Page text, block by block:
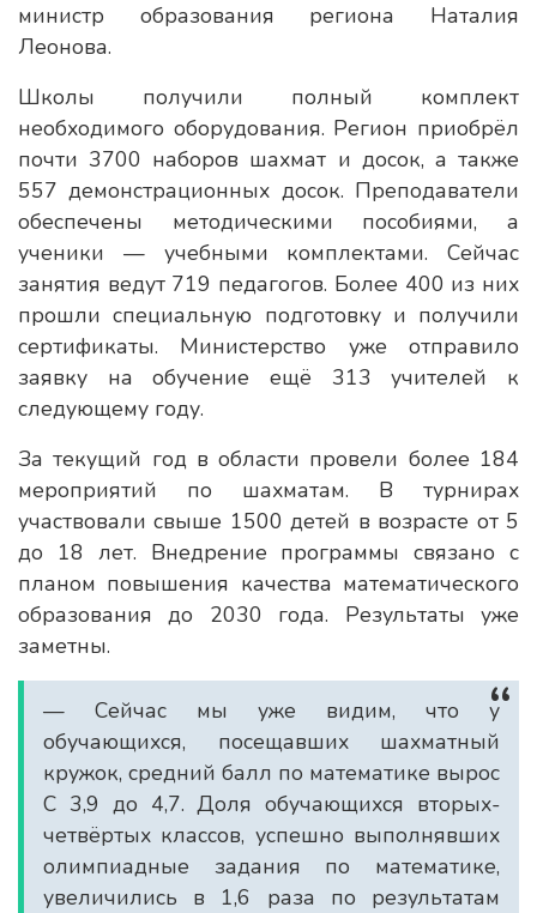
министр образования региона Наталия
Леонова.
Школы получили полный комплект
необходимого оборудования. Регион приобрёл
почти 3700 наборов шахмат и досок, а также
557 демонстрационных досок. Преподаватели
обеспечены методическими пособиями, а
ученики — учебными комплектами. Сейчас
занятия ведут 719 педагогов. Более 400 из них
прошли специальную подготовку и получили
сертификаты. Министерство уже отправило
заявку на обучение ещё 313 учителей к
следующему году.
За текущий год в области провели более 184
мероприятий по шахматам. В турнирах
участвовали свыше 1500 детей в возрасте от 5
до 18 лет. Внедрение программы связано с
планом повышения качества математического
образования до 2030 года. Результаты уже
заметны.
— Сейчас мы уже видим, что у
обучающихся, посещавших шахматный
кружок, средний балл по математике вырос
С 3,9 до 4,7. Доля обучающихся вторых-
четвёртых классов, успешно выполнявших
олимпиадные задания по математике,
увеличились в 1,6 раза по результатам